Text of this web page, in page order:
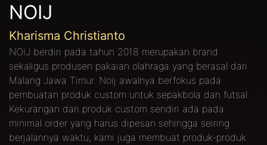
NOIJ
Kharisma Christianto
NOIJ berdiri pada tahun 2018 merupakan brand
sekaligus produsen pakaian olahraga yang berasal dari
Malang Jawa Timur. Noij awalnya berfokus pada
pembuatan produk custom untuk sepakbola dan futsal.
Kekurangan dari produk custom sendiri ada pada
minimal order yang harus dipesan sehingga seiring
berjalannya waktu, kami juga membuat produk-produk